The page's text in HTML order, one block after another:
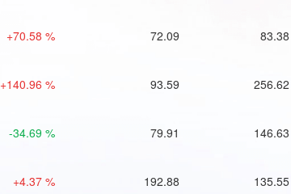
+70.58 % 72.09 83.38
+140.96 % 93.59 256.62
-34.69 % 79.91 146.63
+4.37 % 192.88 135.55